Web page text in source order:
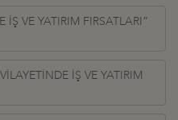
VE YATIRIM FIRSATLARI”
İŞ VE YATIRIM